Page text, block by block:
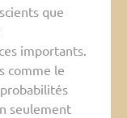
que
importants.
comme le
seulement